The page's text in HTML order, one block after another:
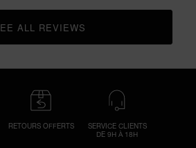
CLICK TO GO TO ALL REVIEWS
RETOURS OFFERTS
SERVICE CLIENTS
DE 9H À 18H